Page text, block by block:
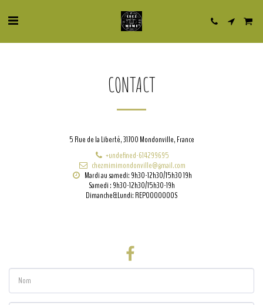
CONTACT
5 Rue de la Liberté, 31700 Mondonville, France
+undefined-614299695
chezmimimondonville@gmail.com
Mardi au samedi: 9h30-12h30/15h30 19h
Samedi : 9h30-12h30/15h30-19h
Dimanche&Lundi: REPOOOOOOOS